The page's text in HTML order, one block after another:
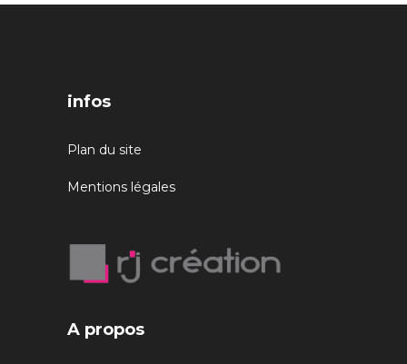
infos
Plan du site
Mentions légales
A propos